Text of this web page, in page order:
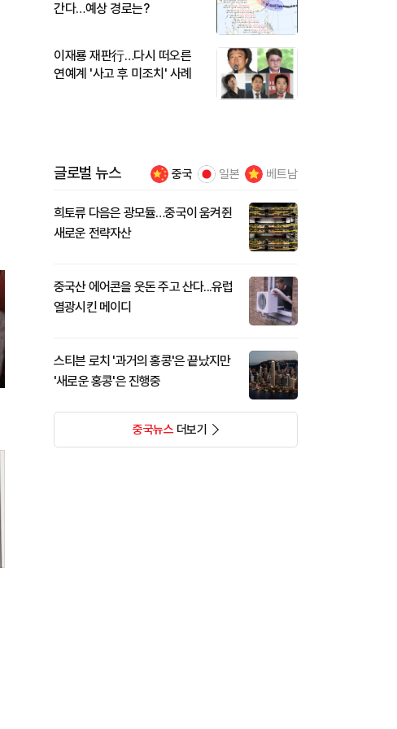
간다…예상 경로는?
이재룡 재판行…다시 떠오른
연예계 '사고 후 미조치' 사례
글로벌 뉴스 중국 일본 베트남
희토류 다음은 광모듈…중국이 움켜쥔
새로운 전략자산
중국산 에어콘을 웃돈 주고 산다...유럽
열광시킨 메이디
스티븐 로치 '과거의 홍콩'은 끝났지만
'새로운 홍콩'은 진행중
중국뉴스더보기